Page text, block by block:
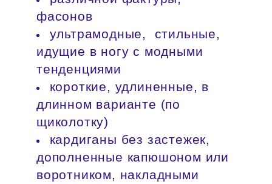
фасонов
ультрамодные, стильные,
идущие в ногу с модными
тенденциями
короткие, удлиненные, в
длинном варианте (по
щиколотку)
кардиганы без застежек,
дополненные капюшоном или
воротником, накладными